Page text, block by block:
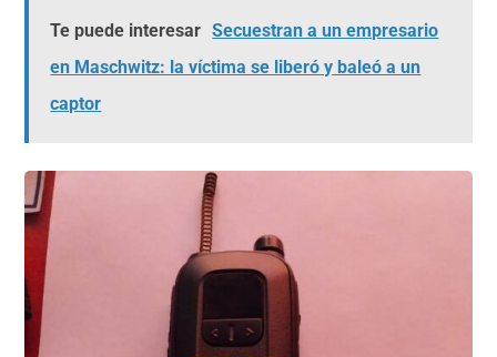
Te puede interesar Secuestran a un empresario
en Maschwitz: la víctima se liberó y baleó a un
captor